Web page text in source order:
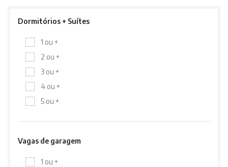
Dormitórios + Suítes
1 ou +
2 ou +
3 ou +
4 ou +
5 ou +
Vagas de garagem
1 ou +